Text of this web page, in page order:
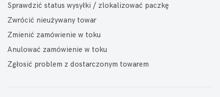
Sprawdzić status wysyłki / zlokalizować paczkę
Zwrócić nieużywany towar
Zmienić zamówienie w toku
Anulować zamówienie w toku
Zgłosić problem z dostarczonym towarem